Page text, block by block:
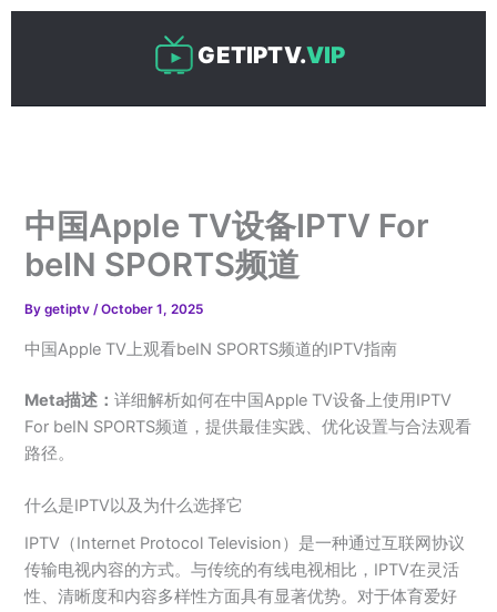
Skip
GETIPTV.VIP
中国Apple TV设备IPTV For
beIN SPORTS频道
Bygetiptv/October 1, 2025
中国Apple TV上观看beIN SPORTS频道的IPTV指南
Meta描述：详细解析如何在中国Apple TV设备上使用IPTV
For beIN SPORTS频道，提供最佳实践、优化设置与合法观看
路径。
什么是IPTV以及为什么选择它
IPTV（Internet Protocol Television）是一种通过互联网协议
传输电视内容的方式。与传统的有线电视相比，IPTV在灵活
性、清晰度和内容多样性方面具有显著优势。对于体育爱好